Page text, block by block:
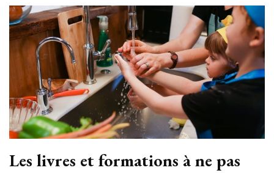
Les livres et formations à ne pas